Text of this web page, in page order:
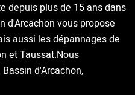
depuis plus de 15 ans dans
d'Arcachon vous propose
aussi les dépannages de
et Taussat.Nous
d'Arcachon,